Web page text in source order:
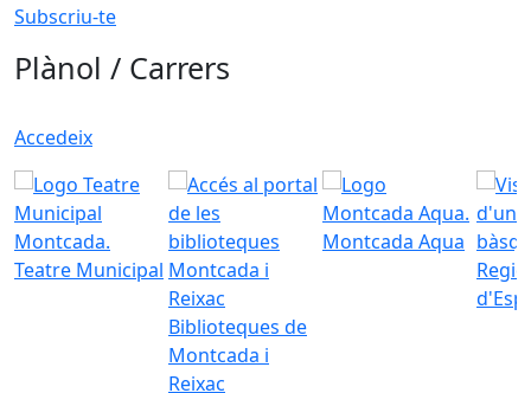
Subscriu-te
Plànol / Carrers
Accedeix
Teatre Municipal
Biblioteques de
Montcada i
Reixac
Montcada Aqua